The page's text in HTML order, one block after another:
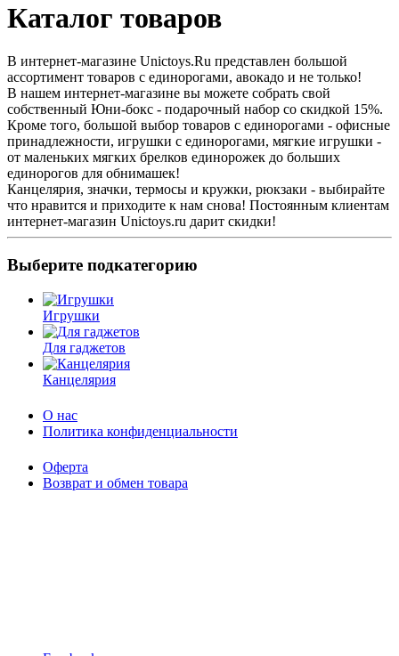
Каталог товаров
В интернет-магазине Unictoys.Ru представлен большой
ассортимент товаров с единорогами, авокадо и не только!
В нашем интернет-магазине вы можете собрать свой
собственный Юни-бокс - подарочный набор со скидкой 15%.
Кроме того, большой выбор товаров с единорогами - офисные
принадлежности, игрушки с единорогами, мягкие игрушки -
от маленьких мягких брелков единорожек до больших
единорогов для обнимашек!
Канцелярия, значки, термосы и кружки, рюкзаки - выбирайте
что нравится и приходите к нам снова! Постоянным клиентам
интернет-магазин Unictoys.ru дарит скидки!
Выберите подкатегорию
Игрушки
Для гаджетов
Канцелярия
O нас
Политика конфиденциальности
Оферта
Возврат и обмен товара